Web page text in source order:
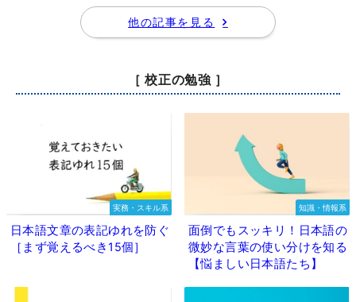
他の記事を見る
［ 校正の勉強 ］
実務・スキル系
日本語文章の表記ゆれを防ぐ
［まず覚えるべき15個］
知識・情報系
面倒でもスッキリ！日本語の
微妙な言葉の使い分けを知る
【悩ましい日本語たち】